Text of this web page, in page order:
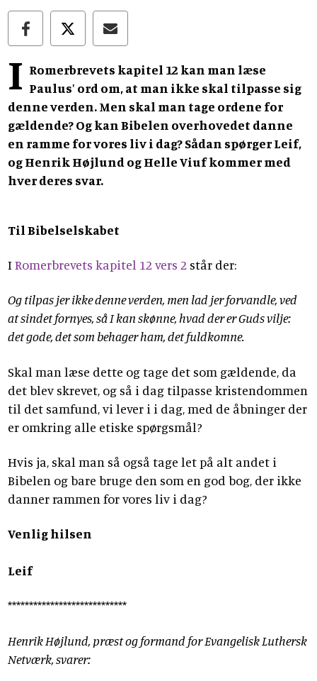
I Romerbrevets kapitel 12 kan man læse
Paulus' ord om, at man ikke skal tilpasse sig
denne verden. Men skal man tage ordene for
gældende? Og kan Bibelen overhovedet danne
en ramme for vores liv i dag? Sådan spørger Leif,
og Henrik Højlund og Helle Viuf kommer med
hver deres svar.
Til Bibelselskabet
IRomerbrevets kapitel 12 vers 2 står der:
Og tilpas jer ikke denne verden, men lad jer forvandle, ved
at sindet fornyes, så I kan skønne, hvad der er Guds vilje:
det gode, det som behager ham, det fuldkomne.
Skal man læse dette og tage det som gældende, da
det blev skrevet, og så i dag tilpasse kristendommen
til det samfund, vi lever i i dag, med de åbninger der
er omkring alle etiske spørgsmål?
Hvis ja, skal man så også tage let på alt andet i
Bibelen og bare bruge den som en god bog, der ikke
danner rammen for vores liv i dag?
Venlig hilsen
Leif
****************************
Henrik Højlund, præst og formand for Evangelisk Luthersk
Netværk, svarer: